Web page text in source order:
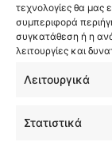
τεχνολογίες θα
συμπεριφορά
συγκατάθεση ή η
λειτουργίες και
Λειτουργικά
Στατιστικά